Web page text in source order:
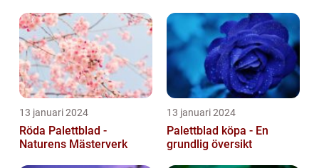
13 januari 2024
Röda Palettblad -
Naturens Mästerverk
13 januari 2024
Palettblad köpa - En
grundlig översikt